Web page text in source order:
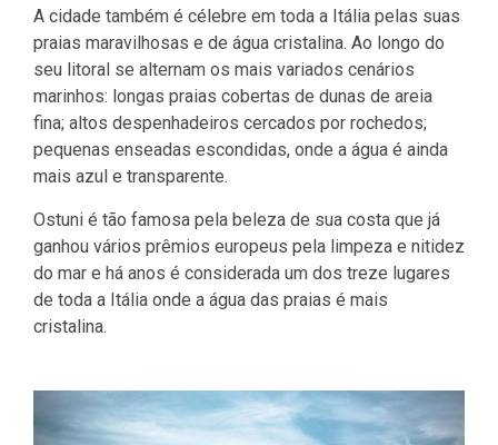
A cidade também é célebre em toda a Itália pelas suas
praias maravilhosas e de água cristalina. Ao longo do
seu litoral se alternam os mais variados cenários
marinhos: longas praias cobertas de dunas de areia
fina; altos despenhadeiros cercados por rochedos;
pequenas enseadas escondidas, onde a água é ainda
mais azul e transparente.
Ostuni é tão famosa pela beleza de sua costa que já
ganhou vários prêmios europeus pela limpeza e nitidez
do mar e há anos é considerada um dos treze lugares
de toda a Itália onde a água das praias é mais
cristalina.